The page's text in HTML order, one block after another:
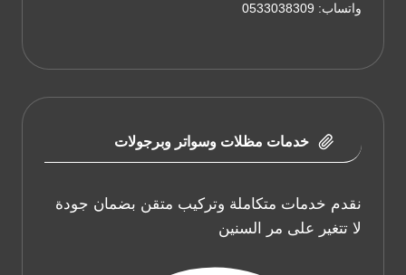
واتساب: 0533038309
خدمات مظلات وسواتر وبرجولات
نقدم خدمات متكاملة وتركيب متقن بضمان جودة
لا تتغير على مر السنين